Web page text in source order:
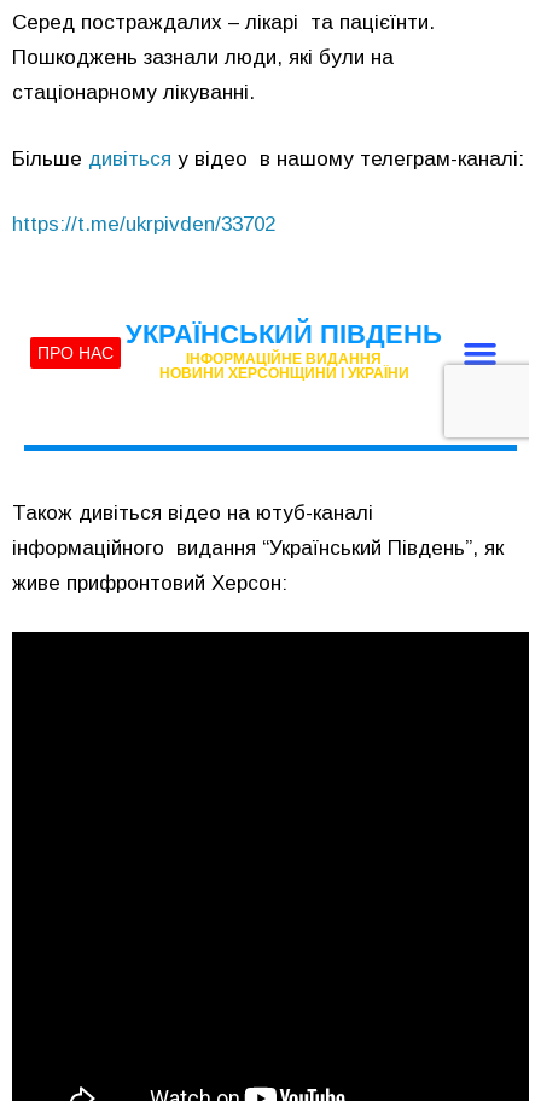
Серед постраждалих – лікарі та пацієїнти.
Пошкоджень зазнали люди, які були на
стаціонарному лікуванні.
Більше дивіться у відео в нашому телеграм-каналі:
https://t.me/ukrpivden/33702
Також дивіться відео на ютуб-каналі
інформаційного видання “Український Південь”, як
живе прифронтовий Херсон: